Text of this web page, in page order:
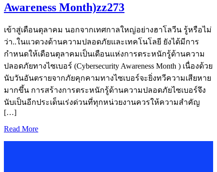
Awareness Month)zz273
เข้าสู่เดือนตุลาคม นอกจากเทศกาลใหญ่อย่างฮาโลวีน รู้หรือไม่
ว่า..ในแวดวงด้านความปลอดภัยและเทคโนโลยี ยังได้มีการ
กำหนดให้เดือนตุลาคมเป็นเดือนแห่งการตระหนักรู้ด้านความ
ปลอดภัยทางไซเบอร์ (Cybersecurity Awareness Month ) เนื่องด้วย
นับวันอันตรายจากภัยคุกคามทางไซเบอร์จะยิ่งทวีความเสียหาย
มากขึ้น การสร้างการตระหนักรู้ด้านความปลอดภัยไซเบอร์จึง
นับเป็นอีกประเด็นเร่งด่วนที่ทุกหน่วยงานควรให้ความสำคัญ
[…]
Read More